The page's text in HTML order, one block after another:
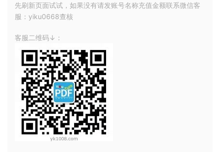
先刷新页面试试，如果没有请发账号名称充值金额联系微信客
服：yiku0668查核
客服二维码↓：